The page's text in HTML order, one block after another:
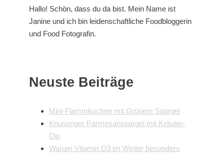
Hallo! Schön, dass du da bist. Mein Name ist
Janine und ich bin leidenschaftliche Foodbloggerin
und Food Fotografin.
Neuste Beiträge
Mini-Flammkuchen mit Grünem Spargel
Knuspriger Parmesanspargel mit Kräuter-
Dip
Warum Vitamin D3 im Winter besonders